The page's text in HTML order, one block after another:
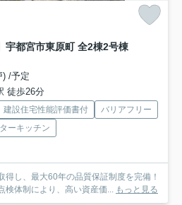
宇都宮市東原町 全2棟2号棟
) /予定
徒歩26分
建設住宅性能評価書付
バリアフリー
ーキッチン
得し、最大60年の品質保証制度を完備！
検体制により、高い資産価... もっと見る